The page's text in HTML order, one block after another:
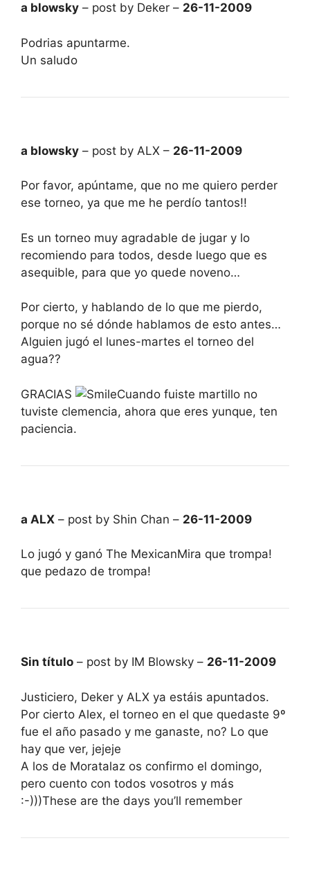
a blowsky – post by Deker – 26-11-2009
Podrias apuntarme.
Un saludo
a blowsky – post by ALX – 26-11-2009
Por favor, apúntame, que no me quiero perder
ese torneo, ya que me he perdío tantos!!
Es un torneo muy agradable de jugar y lo
recomiendo para todos, desde luego que es
asequible, para que yo quede noveno…
Por cierto, y hablando de lo que me pierdo,
porque no sé dónde hablamos de esto antes…
Alguien jugó el lunes-martes el torneo del
agua??
GRACIAS
Cuando fuiste martillo no
tuviste clemencia, ahora que eres yunque, ten
paciencia.
a ALX – post by Shin Chan – 26-11-2009
Lo jugó y ganó The MexicanMira que trompa!
que pedazo de trompa!
Sin título – post by IM Blowsky – 26-11-2009
Justiciero, Deker y ALX ya estáis apuntados.
Por cierto Alex, el torneo en el que quedaste 9º
fue el año pasado y me ganaste, no? Lo que
hay que ver, jejeje
A los de Moratalaz os confirmo el domingo,
pero cuento con todos vosotros y más
:-)))These are the days you’ll remember